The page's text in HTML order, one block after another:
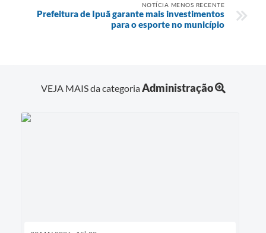
NOTÍCIA MENOS RECENTE
Prefeitura de Ipuã garante mais investimentos
para o esporte no município
VEJA MAIS da categoriaAdministração